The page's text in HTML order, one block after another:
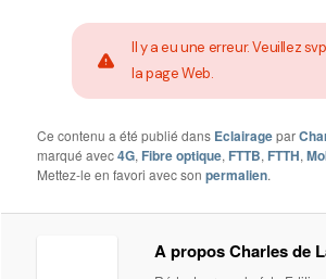
Il y a eu une erreur. Veuillez
la page Web.
Ce contenu a été publié dans Eclairagepar
marqué avec4G, Fibre optique, FTTB, FTTH,
Mettez-le en favori avec sonpermalien.
A propos Charles de